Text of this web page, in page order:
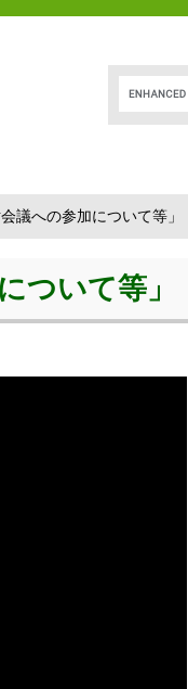
議への参加について等」
ついて等」